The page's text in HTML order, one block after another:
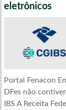
eletrônicos
Portal Fenacon
DFes não
IBS A Receita